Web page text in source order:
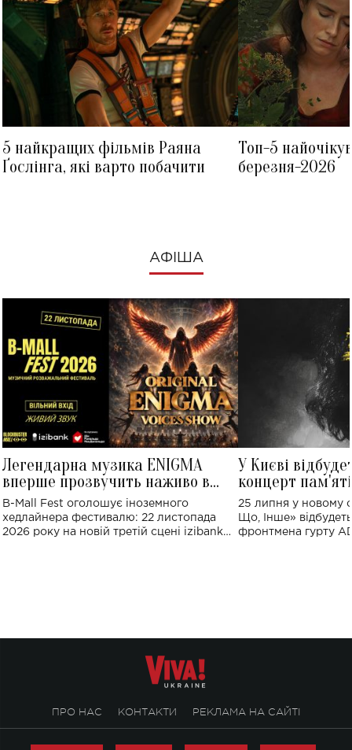
5 найкращих фільмів Раяна
Ґослінга, які варто побачити
Топ-5
березня-2026
АФІША
Легендарна музика ENIGMA
вперше прозвучить наживо в
Україні: де відбудеться концерт
B-Mall Fest оголошує іноземного
хедлайнера фестивалю: 22 листопада
2026 року на новій третій сцені izibank
У Києві
концерт
Клименка:
виконають
25 липня у новому
Що, Інше»
фронтмена гурту
ПРО НАС КОНТАКТИ РЕКЛАМА НА САЙТІ